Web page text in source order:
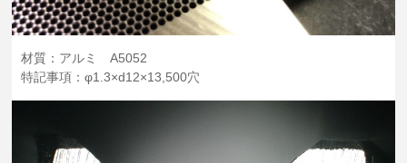
材質：アルミ A5052
特記事項：φ1.3×d12×13,500穴